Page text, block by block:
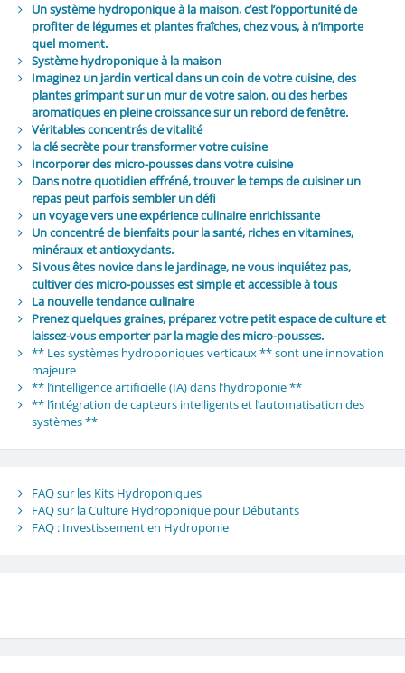
Un système hydroponique à la maison, c’est l’opportunité de
profiter de légumes et plantes fraîches, chez vous, à n’importe
quel moment.
Système hydroponique à la maison
Imaginez un jardin vertical dans un coin de votre cuisine, des
plantes grimpant sur un mur de votre salon, ou des herbes
aromatiques en pleine croissance sur un rebord de fenêtre.
Véritables concentrés de vitalité
la clé secrète pour transformer votre cuisine
Incorporer des micro-pousses dans votre cuisine
Dans notre quotidien effréné, trouver le temps de cuisiner un
repas peut parfois sembler un défi
un voyage vers une expérience culinaire enrichissante
Un concentré de bienfaits pour la santé, riches en vitamines,
minéraux et antioxydants.
Si vous êtes novice dans le jardinage, ne vous inquiétez pas,
cultiver des micro-pousses est simple et accessible à tous
La nouvelle tendance culinaire
Prenez quelques graines, préparez votre petit espace de culture et
laissez-vous emporter par la magie des micro-pousses.
** Les systèmes hydroponiques verticaux ** sont une innovation
majeure
** l’intelligence artificielle (IA) dans l’hydroponie **
** l’intégration de capteurs intelligents et l’automatisation des
systèmes **
FAQ sur les Kits Hydroponiques
FAQ sur la Culture Hydroponique pour Débutants
FAQ : Investissement en Hydroponie